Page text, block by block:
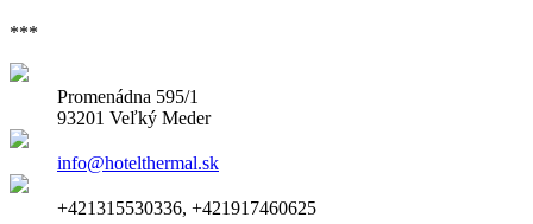
***
Promenádna 595/1
93201 Veľký Meder
info@hotelthermal.sk
+421315530336, +421917460625